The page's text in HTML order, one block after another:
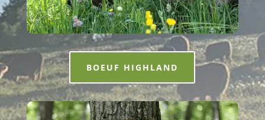
BOEUF HIGHLAND